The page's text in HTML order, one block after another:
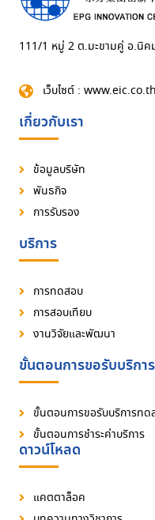
111/1 หมู่ 2 ต.มะขามคู่ อ.นิ
เว็บไซต์ : www.eic.co.th
เกี่ยวกับเรา
ข้อมูลบริษัท
พันธกิจ
การรับรอง
บริการ
การทดสอบ
การสอบเทียบ
งานวิจัยและพัฒนา
ขั้นตอนการขอรับบริการ
ขั้นตอนการขอรับบริการทด
ขั้นตอนการชำระค่าบริการ
ดาวน์โหลด
แคตตาล็อค